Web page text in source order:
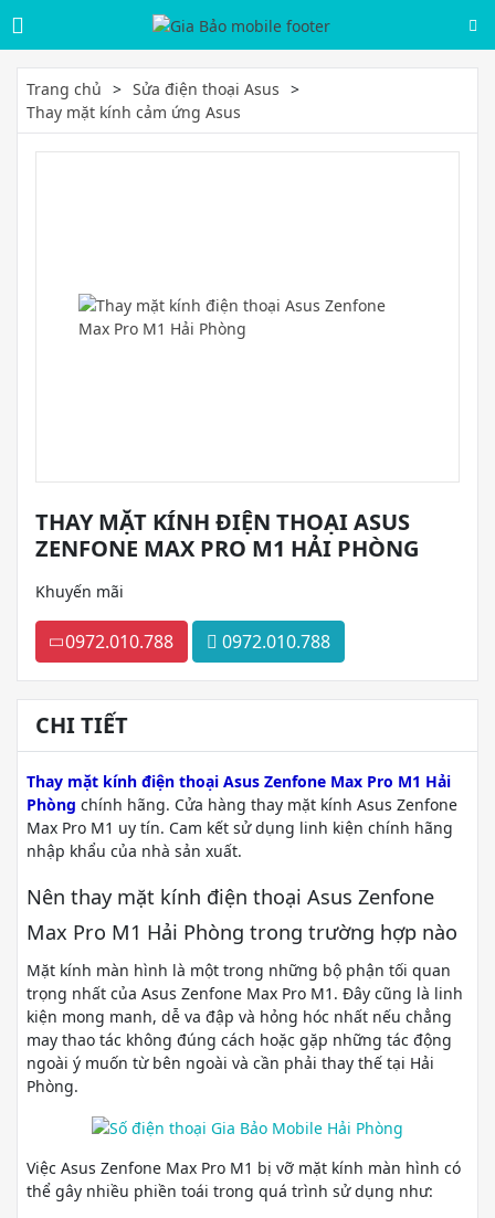
Trang chủ
Sửa điện thoại Asus
Thay mặt kính cảm ứng Asus
THAY MẶT KÍNH ĐIỆN THOẠI ASUS
ZENFONE MAX PRO M1 HẢI PHÒNG
Khuyến mãi
0972.010.788 0972.010.788
CHI TIẾT
Thay mặt kính điện thoại Asus Zenfone Max Pro M1 Hải
Phòng chính hãng. Cửa hàng thay mặt kính Asus Zenfone
Max Pro M1 uy tín. Cam kết sử dụng linh kiện chính hãng
nhập khẩu của nhà sản xuất.
Nên thay mặt kính điện thoại Asus Zenfone
Max Pro M1 Hải Phòng trong trường hợp nào
Mặt kính màn hình là một trong những bộ phận tối quan
trọng nhất của Asus Zenfone Max Pro M1. Đây cũng là linh
kiện mong manh, dễ va đập và hỏng hóc nhất nếu chẳng
may thao tác không đúng cách hoặc gặp những tác động
ngoài ý muốn từ bên ngoài và cần phải thay thế tại Hải
Phòng.
Việc Asus Zenfone Max Pro M1 bị vỡ mặt kính màn hình có
thể gây nhiều phiền toái trong quá trình sử dụng như: